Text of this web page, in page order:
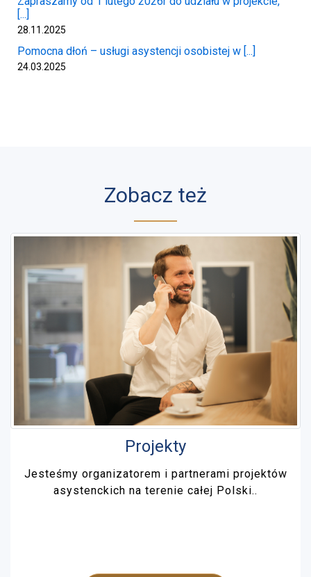
[...]
28.11.2025
Pomocna dłoń – usługi asystencji osobistej w [...]
24.03.2025
Zobacz też
Projekty
Jesteśmy organizatorem i partnerami projektów
asystenckich na terenie całej Polski..